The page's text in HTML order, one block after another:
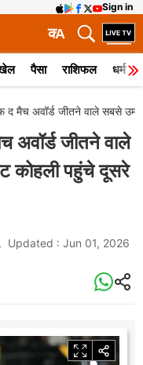
Sign in
A
क
पैसा राशिफल धर्म
मैच अवॉर्ड जीतने वाले सबसे
जीतने वाले
कोहली पहुंचे दूसरे
Updated : Jun 01, 2026